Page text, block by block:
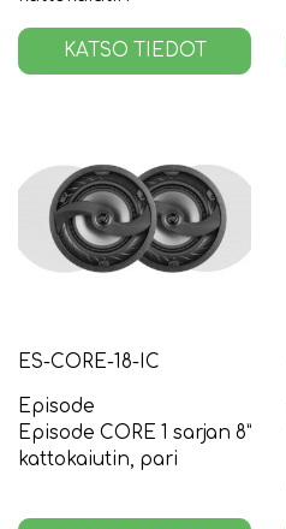
KATSO TIEDOT
ES-CORE-18-IC
Episode
Episode CORE 1 sarjan 8”
kattokaiutin, pari